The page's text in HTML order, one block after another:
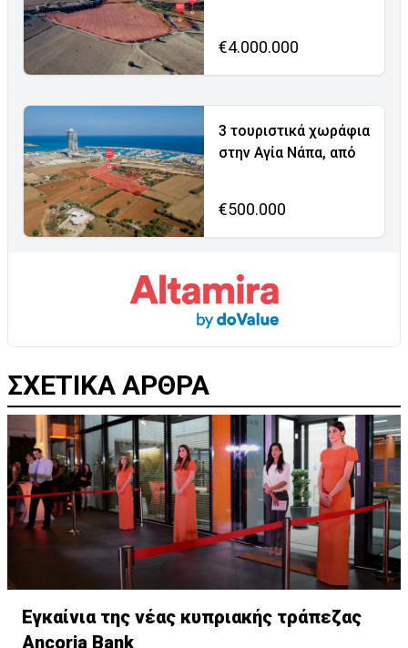
€4.000.000
3 τουριστικά χωράφια
στην Αγία Νάπα, από
€500.000
ΣΧΕΤΙΚΑ ΑΡΘΡΑ
Εγκαίνια της νέας κυπριακής τράπεζας
Ancoria Bank